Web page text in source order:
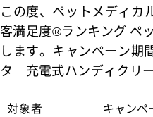
この度、ペットメディカ
客満足度®ランキング ペ
します。キャンペーン
タ 充電式ハンディクリ
対象者
キャンペ